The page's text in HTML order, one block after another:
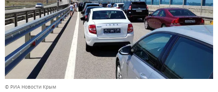
© РИА Новости Крым